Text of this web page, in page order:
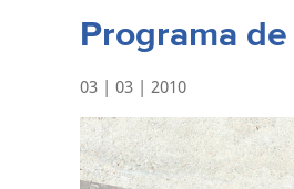
Programa
03 | 03 | 2010